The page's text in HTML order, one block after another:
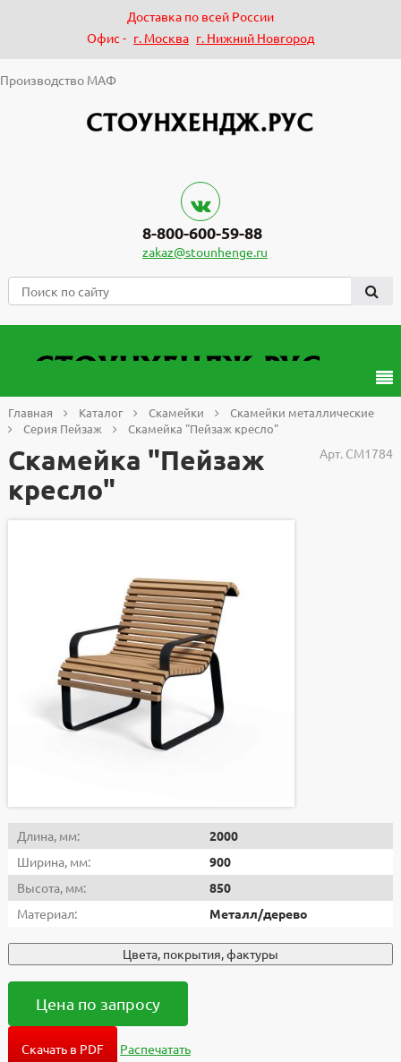
Доставка по всей России
Офис - г. Москва г. Нижний Новгород
Производство МАФ
8-800-600-59-88
zakaz@stounhenge.ru
Главная Каталог Скамейки
Скамейки металлические
Серия Пейзаж
Скамейка "Пейзаж кресло"
Арт. СМ1784
Скамейка "Пейзаж
кресло"
Длина, мм:
2000
Ширина, мм:
900
Высота, мм:
850
Материал:
Металл/дерево
Цвета, покрытия, фактуры
Цена по запросу
Скачать в PDF Распечатать